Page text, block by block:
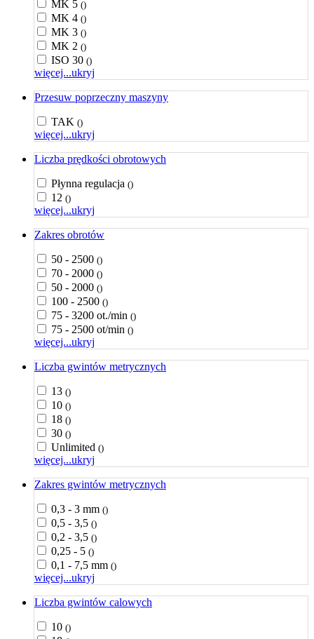
MK 5 ()
MK 4 ()
MK 3 ()
MK 2 ()
ISO 30 ()
więcej...ukryj
Przesuw poprzeczny maszyny
TAK ()
więcej...ukryj
Liczba prędkości obrotowych
Płynna regulacja ()
12 ()
więcej...ukryj
Zakres obrotów
50 - 2500 ()
70 - 2000 ()
50 - 2000 ()
100 - 2500 ()
75 - 3200 ot./min ()
75 - 2500 ot/min ()
więcej...ukryj
Liczba gwintów metrycznych
13 ()
10 ()
18 ()
30 ()
Unlimited ()
więcej...ukryj
Zakres gwintów metrycznych
0,3 - 3 mm ()
0,5 - 3,5 ()
0,2 - 3,5 ()
0,25 - 5 ()
0,1 - 7,5 mm ()
więcej...ukryj
Liczba gwintów calowych
10 ()